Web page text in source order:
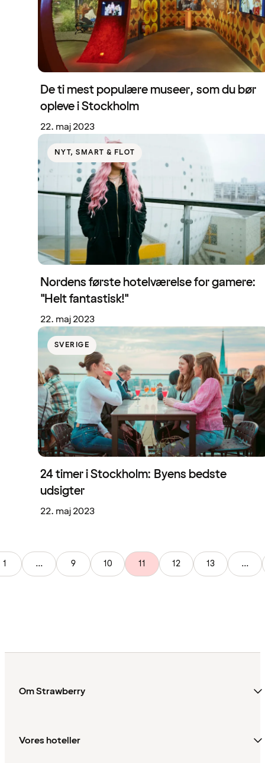
De ti mest populære museer, som du bør
opleve i Stockholm
22. maj 2023
NYT, SMART & FLOT
Nordens første hotelværelse for gamere:
"Helt fantastisk!"
22. maj 2023
SVERIGE
24 timer i Stockholm: Byens bedste
udsigter
22. maj 2023
1 ... 9 10 11 12 13 ...
Om Strawberry
Vores hoteller